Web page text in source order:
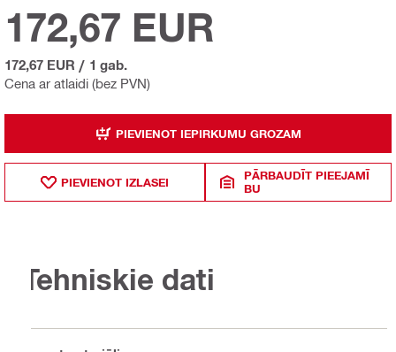
Cena ar atlaidi (bez PVN)
172,67 EUR
172,67 EUR / 1 gab.
PIEVIENOT IEPIRKUMU GROZAM
PIEVIENOT IZLASEI
PĀRBAUDĪT PIEEJAMĪ
BU
Tehniskie dati